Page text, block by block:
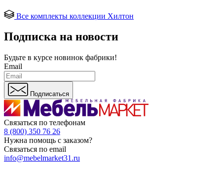
Все комплекты коллекции Хилтон
Подписка на новости
Будьте в курсе новинок фабрики!
Email
Подписаться
Связаться по телефонам
8 (800) 350 76 26
Нужна помощь с заказом?
Связаться по email
info@mebelmarket31.ru